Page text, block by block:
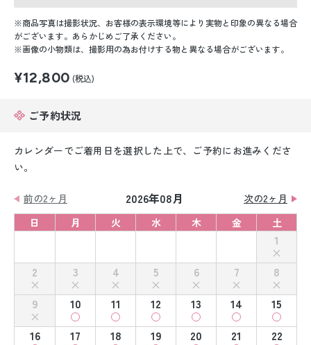
白無垢&紋付袴レンタル
引き振袖レンタル
小物販売品
商品写真は撮影状況、お客様の表示環境等により実物と印象の異なる場合
がございます。あらかじめご了承ください。
画像の小物類は、撮影用の為お付けする物と異なる場合がございます。
¥12,800 (税込)
ご予約状況
カレンダーでご着用日を選択した上で、ご予約にお進みくださ
い。
前の2ヶ月 2026年08月
次の2ヶ月
日
月 火 水 木 金 土
1
2
3 4 5 6 7
8
9
10 11 12 13 14
15
16
17 18 19 20 21
22